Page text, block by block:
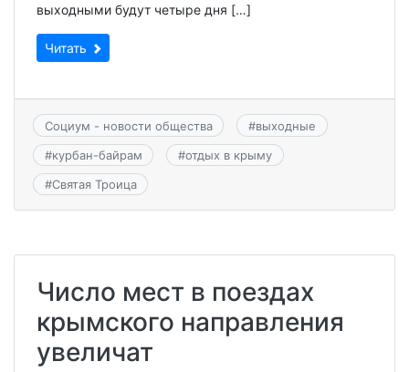
выходными будут четыре дня […]
Читать
Социум - новости общества #выходные
#курбан-байрам #отдых в крыму
#Святая Троица
Число мест в поездах
крымского направления
увеличат